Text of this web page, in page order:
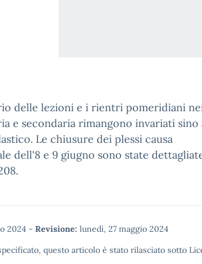
delle lezioni e i rientri pomeridiani
e secondaria rimangono invariati sino
Le chiusure dei plessi causa
dell'8 e 9 giugno sono state
2024 - Revisione: lunedì, 27 maggio 2024
questo articolo è stato rilasciato sotto